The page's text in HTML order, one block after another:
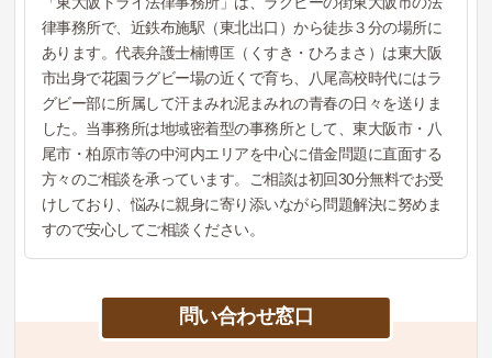
律事務所で、近鉄布施駅（東北出口）から徒歩３分の場所に
あります。代表弁護士楠博匡（くすき・ひろまさ）は東大阪
市出身で花園ラグビー場の近くで育ち、八尾高校時代にはラ
グビー部に所属して汗まみれ泥まみれの青春の日々を送りま
した。当事務所は地域密着型の事務所として、東大阪市・八
尾市・柏原市等の中河内エリアを中心に借金問題に直面する
方々のご相談を承っています。ご相談は初回30分無料でお受
けしており、悩みに親身に寄り添いながら問題解決に努めま
すので安心してご相談ください。
問い合わせ窓口